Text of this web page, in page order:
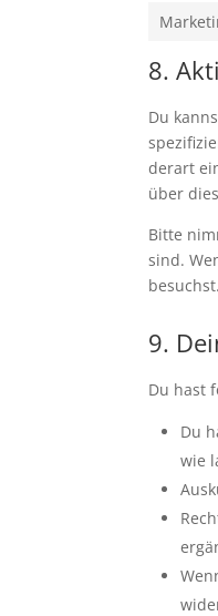
8.
Du
derart
über
Bitte
sind.
besuchst.
9.
Du hast
Du
wie